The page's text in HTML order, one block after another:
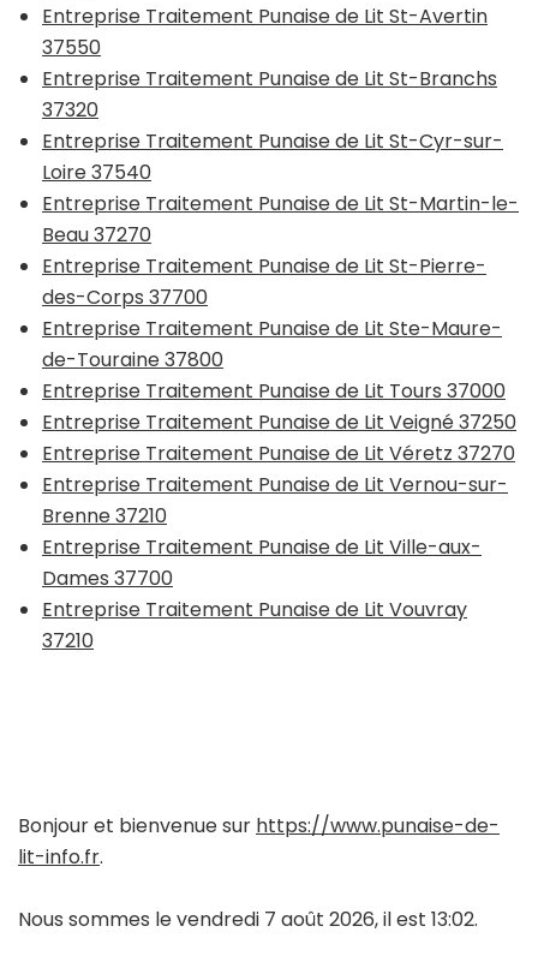
Entreprise Traitement Punaise de Lit St-Avertin
37550
Entreprise Traitement Punaise de Lit St-Branchs
37320
Entreprise Traitement Punaise de Lit St-Cyr-sur-
Loire 37540
Entreprise Traitement Punaise de Lit St-Martin-le-
Beau 37270
Entreprise Traitement Punaise de Lit St-Pierre-
des-Corps 37700
Entreprise Traitement Punaise de Lit Ste-Maure-
de-Touraine 37800
Entreprise Traitement Punaise de Lit Tours 37000
Entreprise Traitement Punaise de Lit Veigné 37250
Entreprise Traitement Punaise de Lit Véretz 37270
Entreprise Traitement Punaise de Lit Vernou-sur-
Brenne 37210
Entreprise Traitement Punaise de Lit Ville-aux-
Dames 37700
Entreprise Traitement Punaise de Lit Vouvray
37210
Bonjour et bienvenue sur https://www.punaise-de-
lit-info.fr.
Nous sommes le vendredi 7 août 2026, il est 13:02.